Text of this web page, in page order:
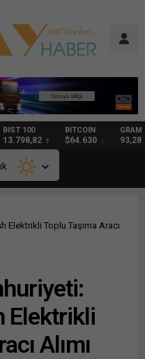
BIST 100
13.798,82
BITCOIN
$64.630
GRAM
93,28
Elektrikli Toplu Taşıma Aracı
Elektrikli
Alımı